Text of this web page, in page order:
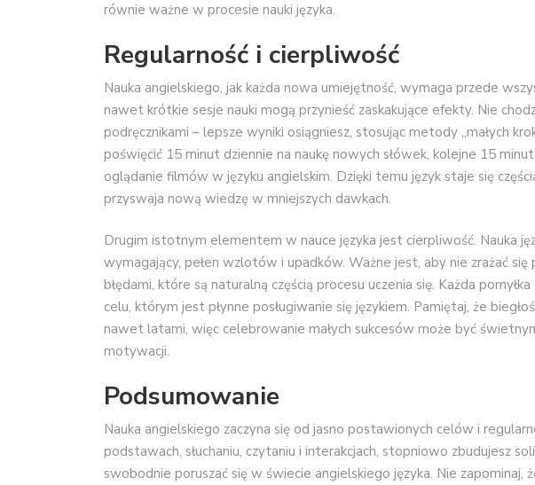
równie ważne w procesie nauki języka.
Regularność i cierpliwość
Nauka angielskiego, jak każda nowa umiejętność, wymaga przede
nawet krótkie sesje nauki mogą przynieść zaskakujące efekty. Nie
podręcznikami – lepsze wyniki osiągniesz, stosując metody „małych
poświęcić 15 minut dziennie na naukę nowych słówek, kolejne 15
oglądanie filmów w języku angielskim. Dzięki temu język staje się
przyswaja nową wiedzę w mniejszych dawkach.
Drugim istotnym elementem w nauce języka jest cierpliwość. Nauka
wymagający, pełen wzlotów i upadków. Ważne jest, aby nie zrażać
błędami, które są naturalną częścią procesu uczenia się. Każda
celu, którym jest płynne posługiwanie się językiem. Pamiętaj, że
nawet latami, więc celebrowanie małych sukcesów może być
motywacji.
Podsumowanie
Nauka angielskiego zaczyna się od jasno postawionych celów i
podstawach, słuchaniu, czytaniu i interakcjach, stopniowo zbudujesz
swobodnie poruszać się w świecie angielskiego języka. Nie zapominaj,